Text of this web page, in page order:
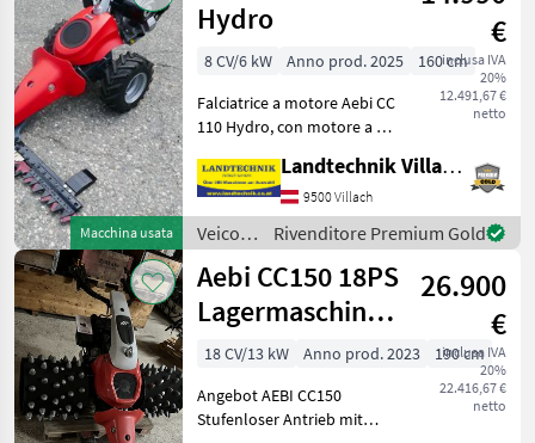
motore
/ Aebi
Macchina usata
Hydro
€
inclusa IVA
20%
12.491,67 €
netto
8 CV/6 kW Anno prod. 2025
160 cm
Falciatrice a motore Aebi CC
110 Hydro, con motore a 4
balloon 6x6, 50-8, barra di
taglio a sbalzo da 1, 60 m
con 2 zoccoli di appoggio,
lama
Landtechnik Villach GmbH
9500 Villach
Veicoli
agricoli
a
motore
/ Aebi
Rivenditore Premium Gold
Aebi CC150 18PS
Lagermaschine
Mähbalken
1,90m Flexisp
26.900
€
inclusa IVA
20%
22.416,67 €
netto
18 CV/13 kW Anno prod. 2023
190 cm
Angebot AEBI CC150
Stufenloser Antrieb mit